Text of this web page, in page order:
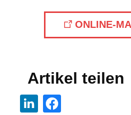
ONLINE-
Artikel teilen